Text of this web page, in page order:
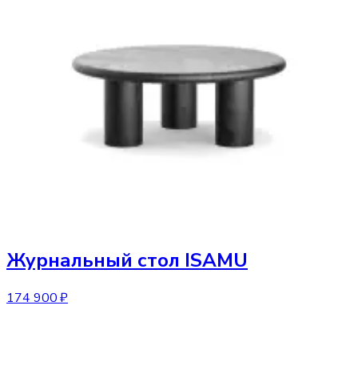
Журнальный стол ISAMU
174 900 ₽